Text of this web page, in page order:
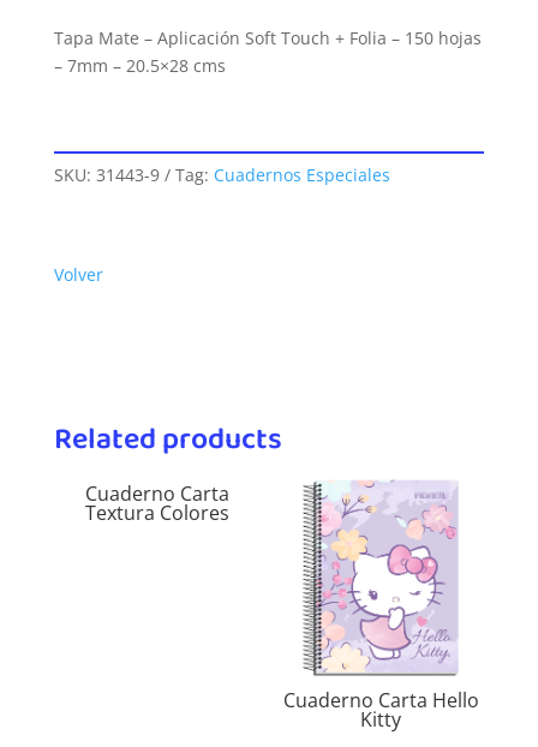
Tapa Mate – Aplicación Soft Touch + Folia – 150 hojas
– 7mm – 20.5×28 cms
SKU: 31443-9 Tag: Cuadernos Especiales
Volver
Related products
Cuaderno Carta
Textura Colores
Cuaderno Carta Hello
Kitty